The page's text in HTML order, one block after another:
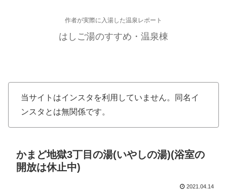
作者が実際に入湯した温泉レポート
はしご湯のすすめ・温泉棟
当サイトはインスタを利用していません。同名イ
ンスタとは無関係です。
かまど地獄3丁目の湯(いやしの湯)(浴室の
開放は休止中)
2021.04.14